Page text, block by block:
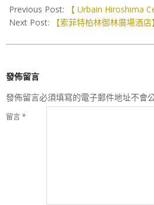
01-
03
Previous Post:
【 Urbain Hiroshima
Next Post:
【索菲特柏林御林廣場酒
發佈留言
發佈留言必須填寫的電子郵件地址不會
留言*